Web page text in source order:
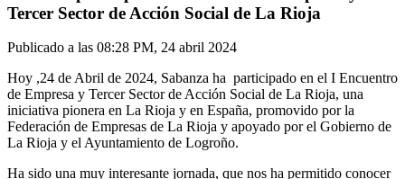
Tercer Sector de Acción Social de La Rioja
Publicado a las 08:28 PM, 24 abril 2024
Hoy ,24 de Abril de 2024, Sabanza ha participado en el I Encuentro
de Empresa y Tercer Sector de Acción Social de La Rioja, una
iniciativa pionera en La Rioja y en España, promovido por la
Federación de Empresas de La Rioja y apoyado por el Gobierno de
La Rioja y el Ayuntamiento de Logroño.
Ha sido una muy interesante jornada, que nos ha permitido conocer